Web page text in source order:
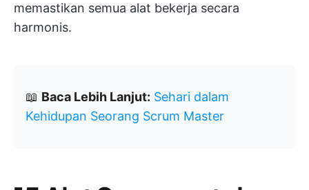
memastikan semua alat bekerja secara
harmonis.
📖 Baca Lebih Lanjut: Sehari dalam
Kehidupan Seorang Scrum Master